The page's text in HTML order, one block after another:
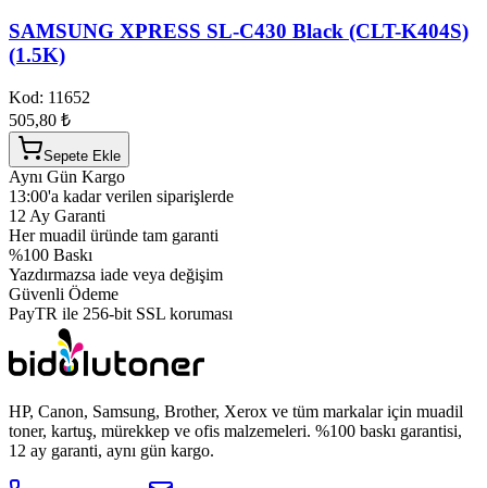
SAMSUNG XPRESS SL-C430 Black (CLT-K404S)
(1.5K)
Kod: 11652
505,80 ₺
Sepete Ekle
Aynı Gün Kargo
13:00'a kadar verilen siparişlerde
12 Ay Garanti
Her muadil üründe tam garanti
%100 Baskı
Yazdırmazsa iade veya değişim
Güvenli Ödeme
PayTR ile 256-bit SSL koruması
HP, Canon, Samsung, Brother, Xerox ve tüm markalar için muadil
toner, kartuş, mürekkep ve ofis malzemeleri. %100 baskı garantisi,
12 ay garanti, aynı gün kargo.